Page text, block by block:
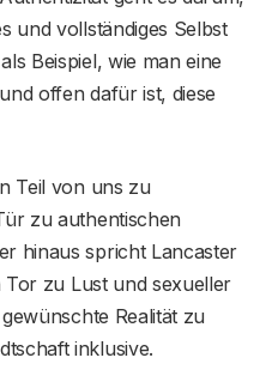
und vollständiges Selbst
Beispiel, wie man eine
offen dafür ist, diese
Teil von uns zu
zu authentischen
hinaus spricht Lancaster
Tor zu Lust und sexueller
Realität zu
inklusive.